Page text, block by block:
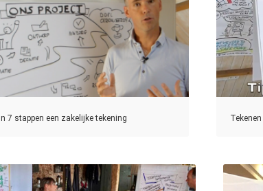
In 7 stappen een zakelijke tekening